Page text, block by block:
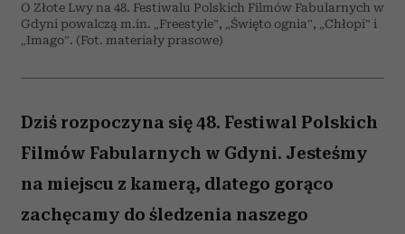
O Złote Lwy na 48. Festiwalu Polskich Filmów Fabularnych w
Gdyni powalczą m.in. „Freestyle”, „Święto ognia”, „Chłopi” i
„Imago”. (Fot. materiały prasowe)
Dziś rozpoczyna się 48. Festiwal Polskich
Filmów Fabularnych w Gdyni. Jesteśmy
na miejscu z kamerą, dlatego gorąco
zachęcamy do śledzenia naszego